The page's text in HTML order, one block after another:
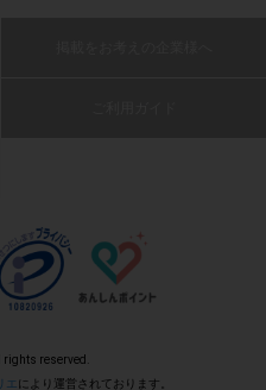
る場合
」「店舗名」「日付」
普通の牛乳と間違うほどおいし
月 10 日 まるこ・60 代・女性)
reserved.
エ により運営されております。